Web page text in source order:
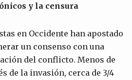
y la censura
en Occidente han apostado
un consenso con una
del conflicto. Menos de
de la invasión, cerca de 3/4